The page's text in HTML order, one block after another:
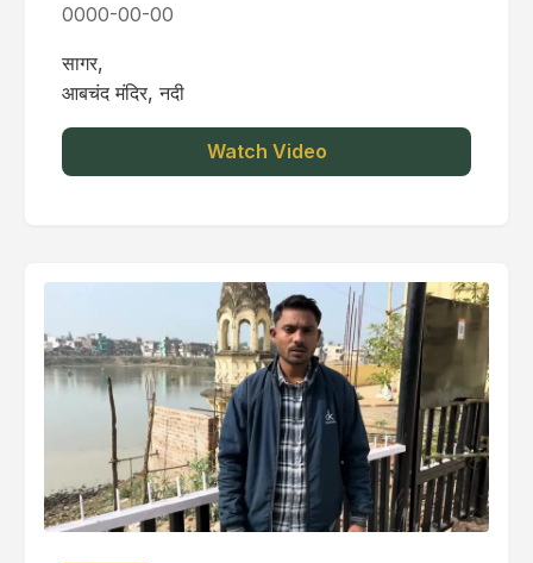
0000-00-00
सागर,
आबचंद मंदिर, नदी
Watch Video